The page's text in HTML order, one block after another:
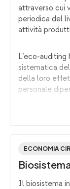
attraverso cui
periodica del
attività
L’eco-
sistematica
della loro
personale
ECONOMIA
Il biosistema